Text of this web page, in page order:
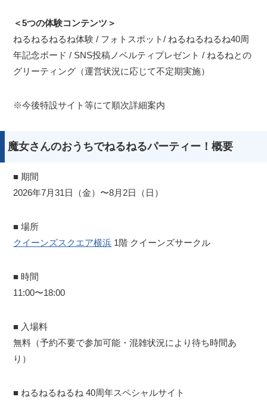
＜5つの体験コンテンツ＞
ねるねるねるね体験 / フォトスポット/ ねるねるねるね40周
年記念ボード / SNS投稿ノベルティプレゼント / ねるねとの
グリーティング（運営状況に応じて不定期実施）
※今後特設サイト等にて順次詳細案内
魔女さんのおうちでねるねるパーティー！概要
■ 期間
2026年7月31日（金）〜8月2日（日）
■ 場所
クイーンズスクエア横浜 1階 クイーンズサークル
■ 時間
11:00〜18:00
■ 入場料
無料（予約不要で参加可能・混雑状況により待ち時間あ
り）
■ ねるねるねるね 40周年スペシャルサイト